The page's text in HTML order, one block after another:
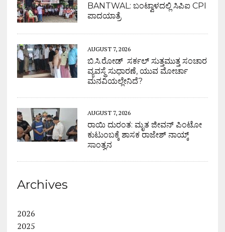
BANTWAL: ಬಂಟ್ವಾಳದಲ್ಲಿ ಸಿಪಿಐ CPI
ಪಾದಯಾತ್ರೆ
AUGUST 7, 2026
ಬಿ.ಸಿ.ರೋಡ್ ಸರ್ಕಲ್ ಸುತ್ತಮುತ್ತ ಸಂಚಾರ
ವ್ಯವಸ್ಥೆ ಸುಧಾರಣೆ, ಯುವ ಮೋರ್ಚಾ
ಮನವಿಯಲ್ಲೇನಿದೆ?
AUGUST 7, 2026
ರಾಯಿ ದುರಂತ: ಮೃತ ಜೀವನ್ ಪಿಂಟೋ
ಕುಟುಂಬಕ್ಕೆ ಶಾಸಕ ರಾಜೇಶ್ ನಾಯ್ಕ್
ಸಾಂತ್ವನ
Archives
2026
2025